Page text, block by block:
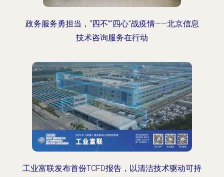
政务服务勇担当，“四不”“四心”战疫情——北京信息
技术咨询服务在行动
工业富联发布首份TCFD报告，以清洁技术驱动可持